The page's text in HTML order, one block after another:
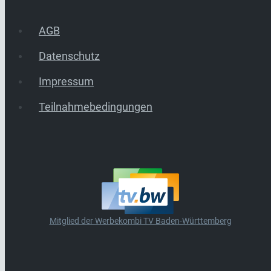
AGB
Datenschutz
Impressum
Teilnahmebedingungen
Mitglied der Werbekombi TV Baden-Württemberg